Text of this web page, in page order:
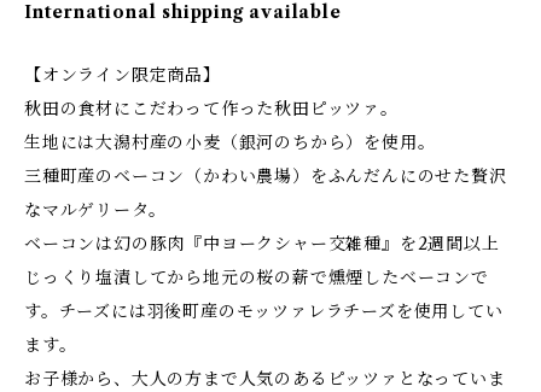
International shipping available
【オンライン限定商品】
秋田の食材にこだわって作った秋田ピッツァ。
生地には大潟村産の小麦（銀河のちから）を使用。
三種町産のベーコン（かわい農場）をふんだんにのせた贅沢
なマルゲリータ。
ベーコンは幻の豚肉『中ヨークシャー交雑種』を2週間以上
じっくり塩漬してから地元の桜の薪で燻煙したベーコンで
す。チーズには羽後町産のモッツァレラチーズを使用してい
ます。
お子様から、大人の方まで人気のあるピッツァとなっていま